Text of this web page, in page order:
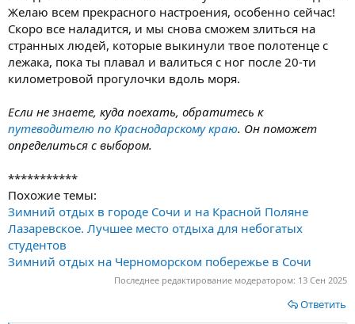
Желаю всем прекрасного настроения, особенно сейчас!
Скоро все наладится, и мы снова сможем злиться на
странных людей, которые выкинули твое полотенце с
лежака, пока ты плавал и валиться с ног после 20-ти
километровой прогулочки вдоль моря.
Если не знаете, куда поехать, обратитесь к
путеводителю по Краснодарскому краю. Он поможет
определиться с выбором.
***********
Похожие темы:
Зимний отдых в городе Сочи и на Красной Поляне
Лазаревское. Лучшее место отдыха для небогатых
студентов
Зимний отдых на Черноморском побережье в Сочи
Последнее редактирование модератором: 13 Сен 2025
Ответить